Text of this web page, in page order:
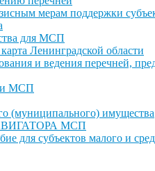
мерам поддержки
для МСП
Ленинградской области
и ведения перечней,
МСП
(муниципального) имущества
МСП
для субъектов малого и